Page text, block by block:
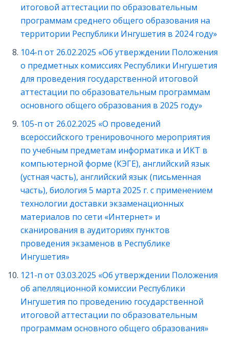
итоговой аттестации по образовательным
программам среднего общего образования на
территории Республики Ингушетия в 2024 году»
104-п от 26.02.2025 «Об утверждении Положения
о предметных комиссиях Республики Ингушетия
для проведения государственной итоговой
аттестации по образовательным программам
основного общего образования в 2025 году»
105-п от 26.02.2025 «О проведений
всероссийского тренировочного мероприятия
по учебным предметам информатика и ИКТ в
компьютерной форме (КЭГЕ), английский язык
(устная часть), английский язык (письменная
часть), биология 5 марта 2025 г. с применением
технологии доставки экзаменационных
материалов по сети «Интернет» и
сканирования в аудиториях пунктов
проведения экзаменов в Республике
Ингушетия»
121-п от 03.03.2025 «Об утверждении Положения
об апелляционной комиссии Республики
Ингушетия по проведению государственной
итоговой аттестации по образовательным
программам основного общего образования»